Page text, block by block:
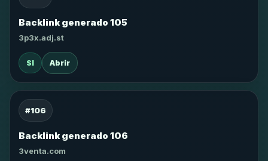
Backlink generado 105
3p3x.adj.st
SI Abrir
#106
Backlink generado 106
3venta.com